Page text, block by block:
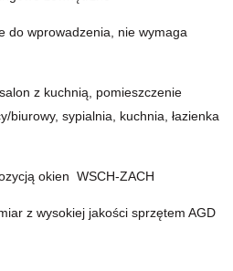
do wprowadzenia, nie wymaga
z kuchnią, pomieszczenie
biurowy, sypialnia, kuchnia, łazienka
okien WSCH-ZACH
z wysokiej jakości sprzętem AGD